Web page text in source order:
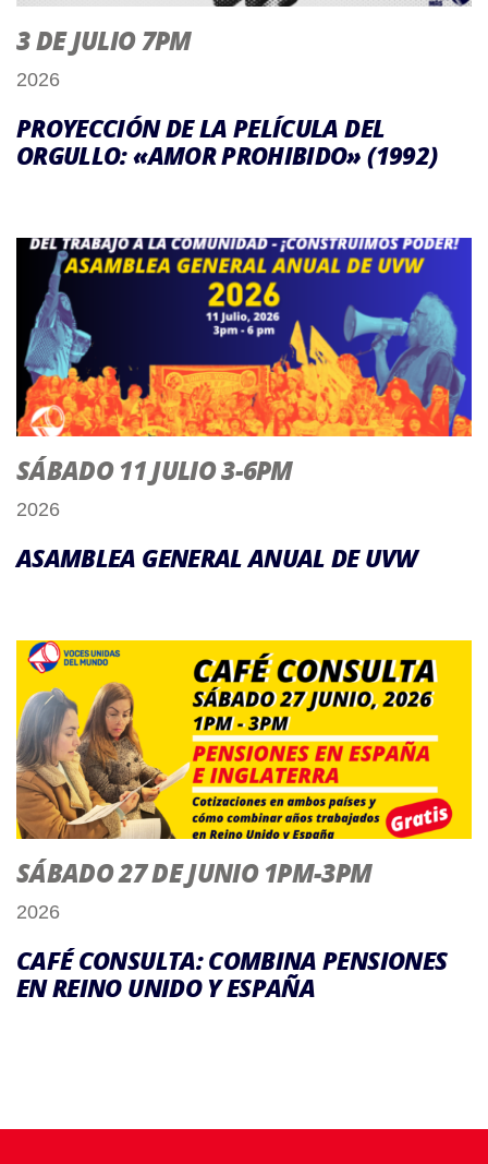
3 DE JULIO 7PM
2026
PROYECCIÓN DE LA PELÍCULA DEL
ORGULLO: «AMOR PROHIBIDO» (1992)
SÁBADO 11 JULIO 3-6PM
2026
ASAMBLEA GENERAL ANUAL DE UVW
SÁBADO 27 DE JUNIO 1PM-3PM
2026
CAFÉ CONSULTA: COMBINA PENSIONES
EN REINO UNIDO Y ESPAÑA